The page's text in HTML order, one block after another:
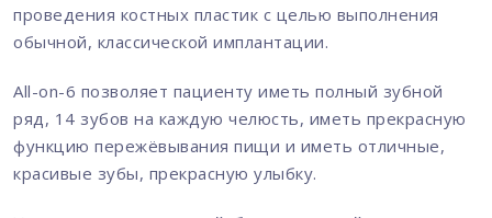
проведения костных пластик с целью выполнения
обычной, классической имплантации.
All-on-6 позволяет пациенту иметь полный зубной
ряд, 14 зубов на каждую челюсть, иметь прекрасную
функцию пережёвывания пищи и иметь отличные,
красивые зубы, прекрасную улыбку.